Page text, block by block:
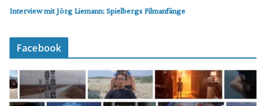
Interview mit Jörg Liemann: Spielbergs Filmanfänge
Facebook